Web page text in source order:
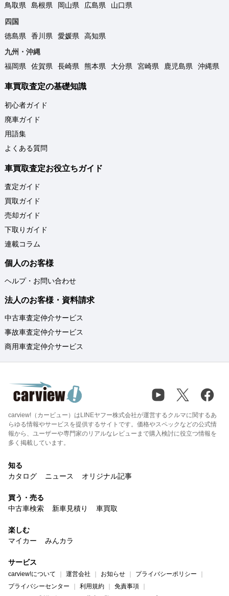
鳥取県
島根県 岡山県 広島県
山口県
四国
徳島県
香川県 愛媛県
高知県
九州・沖縄
福岡県
佐賀県 長崎県 熊本県 大分県 宮崎県 鹿児島県 沖縄県
車買取査定の基礎知識
初心者ガイド
廃車ガイド
用語集
よくある質問
車買取査定お役立ちガイド
査定ガイド
買取ガイド
売却ガイド
下取りガイド
連載コラム
個人のお客様
ヘルプ・お問い合わせ
法人のお客様・資料請求
中古車査定仲介サービス
事故車査定仲介サービス
商用車査定仲介サービス
carview!（カービュー）はLINEヤフー株式会社が運営するクルマに関するあ
らゆる情報やサービスを提供するサイトです。価格やスペックなどの公式情
報から、ユーザーや専門家のリアルなレビューまで購入検討に役立つ情報を
多く掲載しています。
知る
カタログ
ニュース オリジナル記事
買う・売る
中古車検索
新車見積り 車買取
楽しむ
マイカー
みんカラ
サービス
carview!について 運営会社 お知らせ
プライバシーポリシー
プライバシーセンター
利用規約
免責事項